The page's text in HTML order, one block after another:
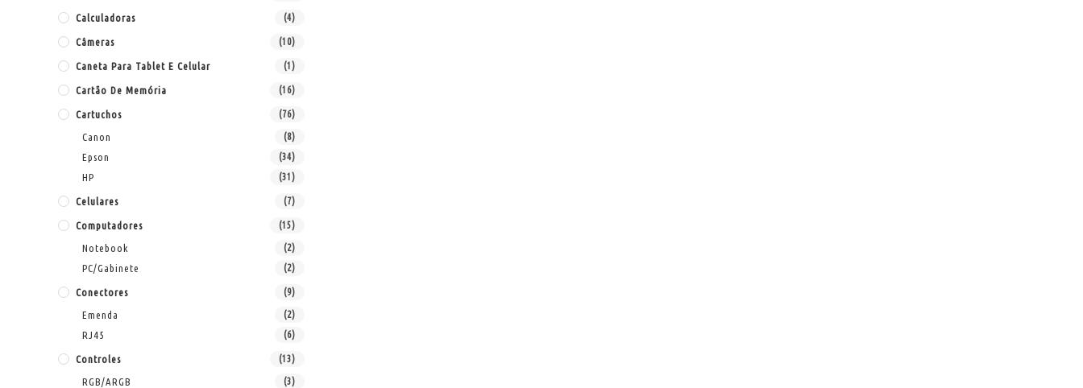
Calculadoras (4)
Câmeras (10)
Caneta Para Tablet E Celular (1)
Cartão De Memória (16)
Cartuchos (76)
Canon (8)
Epson (34)
HP (31)
Celulares (7)
Computadores (15)
Notebook (2)
PC/Gabinete (2)
Conectores (9)
Emenda (2)
RJ45 (6)
Controles (13)
RGB/ARGB (3)